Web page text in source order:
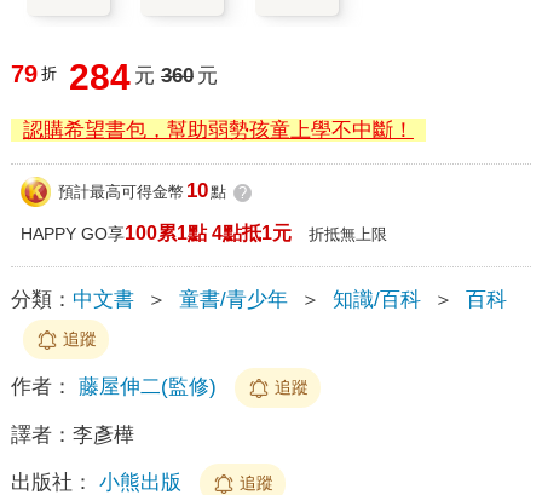
79 折 284 元 360 元
認購希望書包，幫助弱勢孩童上學不中斷！
預計最高可得金幣 10點 ?
HAPPY GO享100累1點 4點抵1元 折抵無上限
分類： 中文書 ＞ 童書/青少年 ＞ 知識/百科 ＞ 百科
追蹤
作者： 藤屋伸二(監修) 追蹤
譯者： 李彥樺
出版社： 小熊出版 追蹤